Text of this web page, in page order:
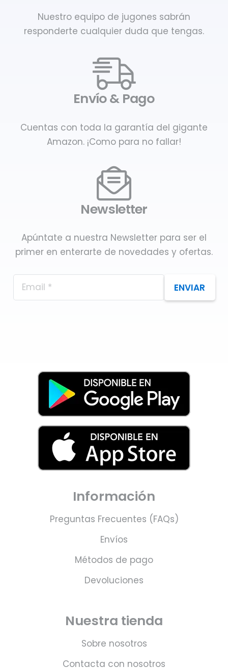
Nuestro equipo de jugones sabrán
responderte cualquier duda que tengas.
Envío & Pago
Cuentas con toda la garantía del gigante
Amazon. ¡Como para no fallar!
Newsletter
Apúntate a nuestra Newsletter para ser el
primer en enterarte de novedades y ofertas.
ENVIAR
Información
Preguntas Frecuentes (FAQs)
Envíos
Métodos de pago
Devoluciones
Nuestra tienda
Sobre nosotros
Contacta con nosotros